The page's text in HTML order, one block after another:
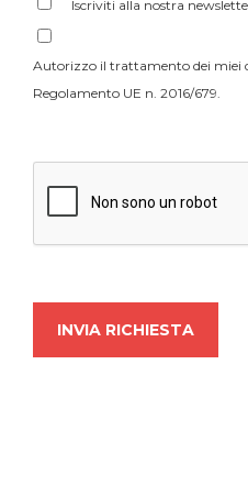
Iscriviti alla nostra
Autorizzo il trattamento dei miei
Regolamento UE n. 2016/679.